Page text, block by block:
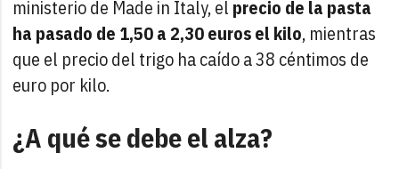
ministerio de Made in Italy, el precio de la pasta
ha pasado de 1,50 a 2,30 euros el kilo, mientras
que el precio del trigo ha caído a 38 céntimos de
euro por kilo.
¿A qué se debe el alza?